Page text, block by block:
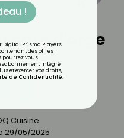
café d'orge
Cuisine
29/05/2025
!
Digital Prisma Players
des offres
pourrez vous
intégré
et exercer vos droits,
de Confidentialité.